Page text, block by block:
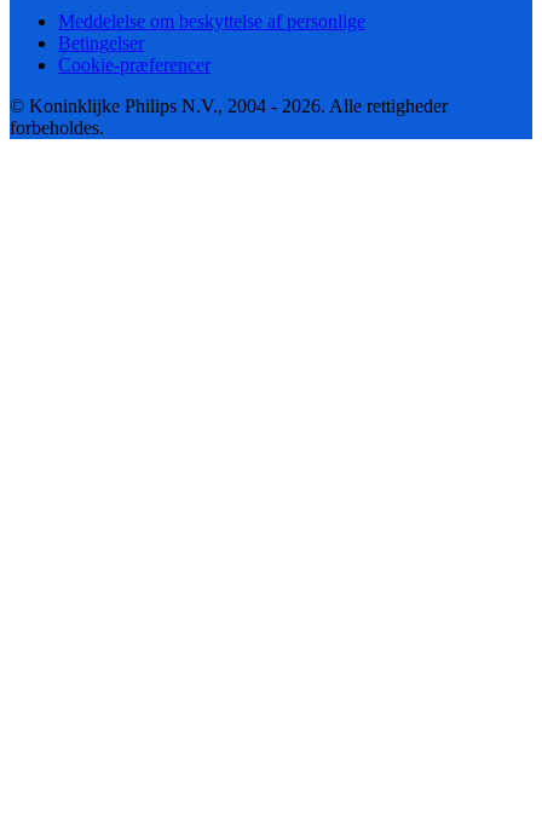
Meddelelse om beskyttelse af personlige
Betingelser
Cookie-præferencer
© Koninklijke Philips N.V., 2004 - 2026. Alle rettigheder
forbeholdes.